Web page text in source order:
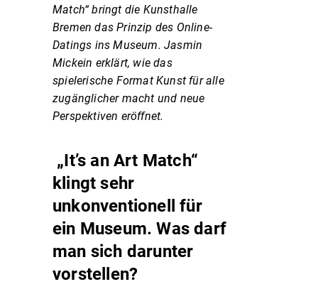
Match“ bringt die Kunsthalle
Bremen das Prinzip des Online-
Datings ins Museum. Jasmin
Mickein erklärt, wie das
spielerische Format Kunst für alle
zugänglicher macht und neue
Perspektiven eröffnet.
„It’s an Art Match“
klingt sehr
unkonventionell für
ein Museum. Was darf
man sich darunter
vorstellen?